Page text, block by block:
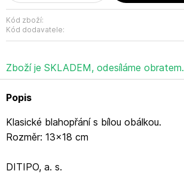
Kód zboží:
Kód dodavatele:
Zboží je SKLADEM, odesíláme obratem.
Popis
Klasické blahopřání s bílou obálkou.
Rozměr: 13x18 cm
DITIPO, a. s.